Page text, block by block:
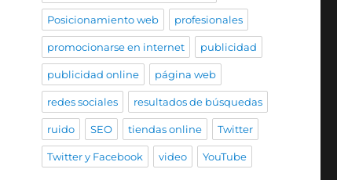
Posicionamiento web profesionales
promocionarse en internet publicidad
publicidad online página web
redes sociales resultados de búsquedas
ruido SEO tiendas online Twitter
Twitter y Facebook video YouTube